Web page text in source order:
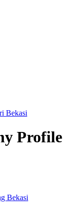
Bekasi
Profile
Bekasi